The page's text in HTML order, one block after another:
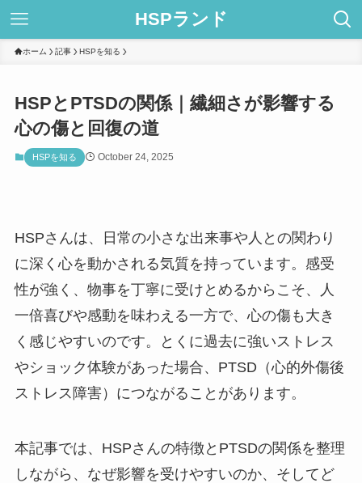
HSPランド
ホーム 記事 HSPを知る
HSPとPTSDの関係｜繊細さが影響する
心の傷と回復の道
HSPを知る October 24, 2025
HSPさんは、日常の小さな出来事や人との関わり
に深く心を動かされる気質を持っています。感受
性が強く、物事を丁寧に受けとめるからこそ、人
一倍喜びや感動を味わえる一方で、心の傷も大き
く感じやすいのです。とくに過去に強いストレス
やショック体験があった場合、PTSD（心的外傷後
ストレス障害）につながることがあります。
本記事では、HSPさんの特徴とPTSDの関係を整理
しながら、なぜ影響を受けやすいのか、そしてど